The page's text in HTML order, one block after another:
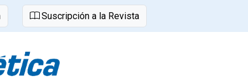
Suscripción a la Revista